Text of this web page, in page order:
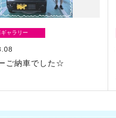
ャラリー
ご納車でした☆